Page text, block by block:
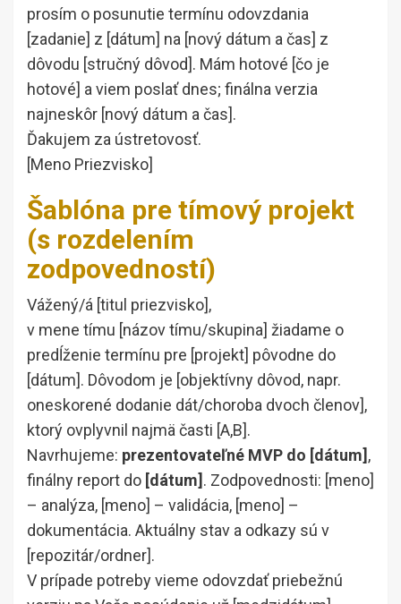
prosím o posunutie termínu odovzdania
[zadanie] z [dátum] na [nový dátum a čas] z
dôvodu [stručný dôvod]. Mám hotové [čo je
hotové] a viem poslať dnes; finálna verzia
najneskôr [nový dátum a čas].
Ďakujem za ústretovosť.
[Meno Priezvisko]
Šablóna pre tímový projekt
(s rozdelením
zodpovedností)
Vážený/á [titul priezvisko],
v mene tímu [názov tímu/skupina] žiadame o
predĺženie termínu pre [projekt] pôvodne do
[dátum]. Dôvodom je [objektívny dôvod, napr.
oneskorené dodanie dát/choroba dvoch členov],
ktorý ovplyvnil najmä časti [A,B].
Navrhujeme: prezentovateľné MVP do [dátum] ,
finálny report do [dátum] . Zodpovednosti: [meno]
– analýza, [meno] – validácia, [meno] –
dokumentácia. Aktuálny stav a odkazy sú v
[repozitár/ordner].
V prípade potreby vieme odovzdať priebežnú